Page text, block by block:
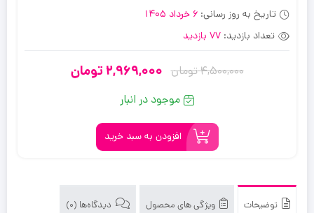
تاریخ به روز رسانی: 6 خرداد 1405
تعداد بازدید: 77 بازدید
4,500,000تومان
قیمت
اصلی:
4,500,000
تومان
2,969,000 تومان
قیمت
فعلی:
2,969,000
تومان.
موجود در انبار
افزودن به سبد خرید
توضیحات ویژگی های محصول دیدگاه‌ها (0)